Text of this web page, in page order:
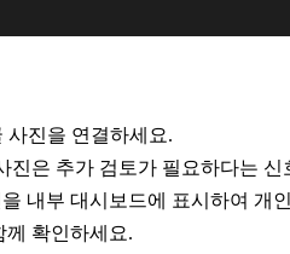
사진을 연결하세요.
은 추가 검토가 필요하다는 신
내부 대시보드에 표시하여 개
께 확인하세요.